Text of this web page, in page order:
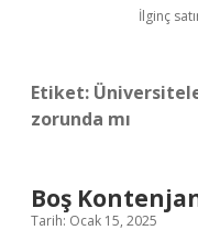
İlginç
Etiket:
zorunda mı
Boş
Tarih: Ocak 15, 2025